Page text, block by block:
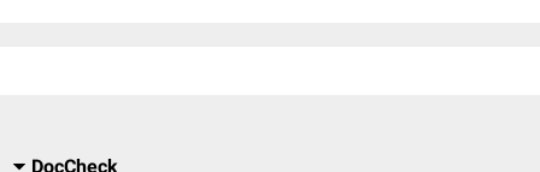
DocCheck